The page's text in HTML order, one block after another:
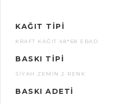
KAĞIT TIPI
KRAFT KAĞIT 48*68 EBAD
BASKI TIPI
SIYAH ZEMIN 2 RENK
BASKI ADETI